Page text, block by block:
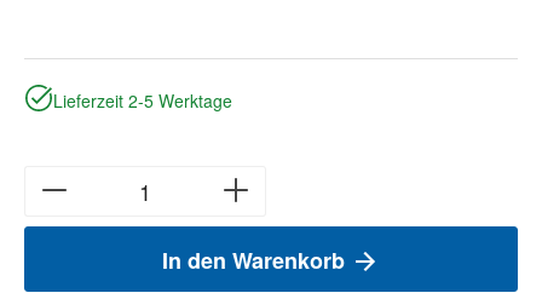
Lieferzeit 2-5 Werktage
In den Warenkorb